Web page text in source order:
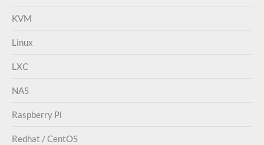
KVM
Linux
LXC
NAS
Raspberry Pi
Redhat / CentOS